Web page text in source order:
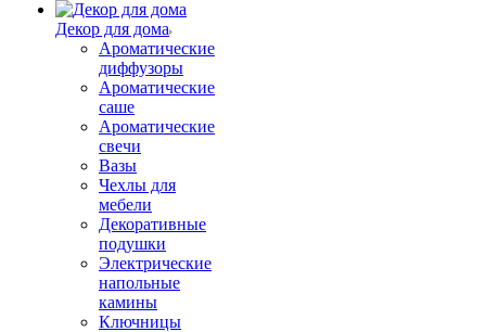
Декор для дома
Ароматические
диффузоры
Ароматические
саше
Ароматические
свечи
Вазы
Чехлы для
мебели
Декоративные
подушки
Электрические
напольные
камины
Ключницы